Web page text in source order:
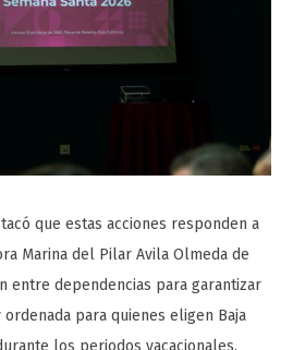
que estas acciones responden a
Marina del Pilar Avila Olmeda de
entre dependencias para garantizar
para quienes eligen Baja